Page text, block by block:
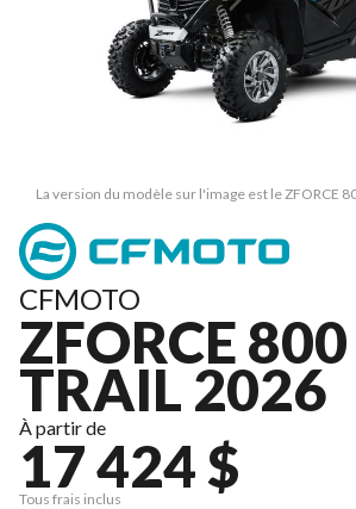
La version du modèle sur l'image est le ZFORCE
CFMOTO
ZFORCE 800
TRAIL 2026
À partir de
17 424 $
Tous frais inclus